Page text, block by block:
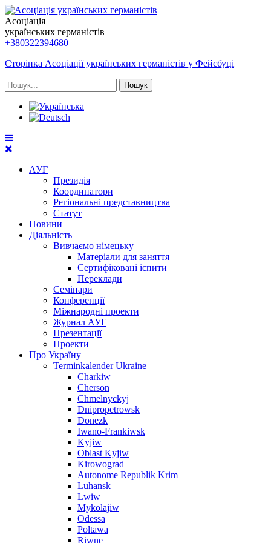
Асоціація
українських германістів
+380322394680
Сторінка Асоціації українських германістів у Фейсбуці
Пошук
АУГ
Президія
Координатори
Регіональні представництва
Статут
Новини
Діяльність
Вивчаємо німецьку
Матеріали для заняття
Сертифіковані іспити
Переклади
Семінари
Конференції
Міжнародні проекти
Журнал АУГ
Презентації
Проекти
Про Україну
Terminkalender Ukraine
Charkiw
Cherson
Chmelnyckyj
Dnipropetrowsk
Donezk
Iwano-Frankiwsk
Kyjiw
Oblast Kyjiw
Kirowograd
Autonome Republik Krim
Luhansk
Lwiw
Mykolajiw
Odessa
Poltawa
Riwne